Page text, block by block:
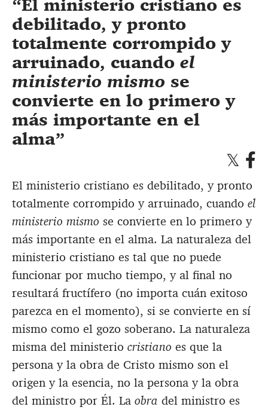
El ministerio cristiano es
debilitado, y pronto
totalmente corrompido y
arruinado, cuando el
ministerio mismo se
convierte en lo primero y
más importante en el
alma
El ministerio cristiano es debilitado, y pronto
totalmente corrompido y arruinado, cuando el
ministerio mismo se convierte en lo primero y
más importante en el alma. La naturaleza del
ministerio cristiano es tal que no puede
funcionar por mucho tiempo, y al final no
resultará fructífero (no importa cuán exitoso
parezca en el momento), si se convierte en sí
mismo como el gozo soberano. La naturaleza
misma del ministerio cristiano es que la
persona y la obra de Cristo mismo son el
origen y la esencia, no la persona y la obra
del ministro por Él. La obra del ministro es